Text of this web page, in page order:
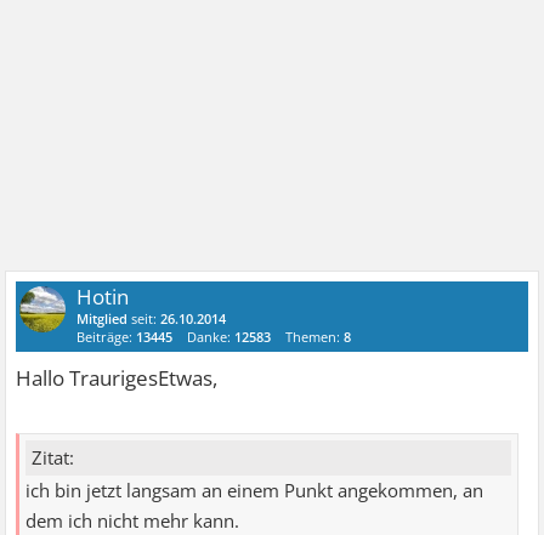
Hotin
Mitglied seit:26.10.2014
Beiträge: 13445 Danke: 12583 Themen:8
Hallo TraurigesEtwas,
Zitat:
ich bin jetzt langsam an einem Punkt angekommen, an
dem ich nicht mehr kann.